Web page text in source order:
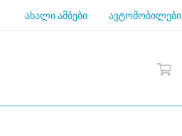
ახალი ამბები ავტომობილები